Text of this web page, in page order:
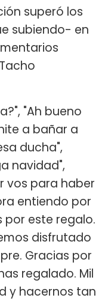
superó los
subiendo- en
"Ah bueno
a bañar a
ducha",
navidad",
vos para haber
entiendo por
por este regalo.
disfrutado
Gracias por
regalado. Mil
y hacernos tan